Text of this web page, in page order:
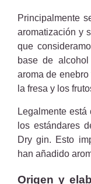
Principalmente
aromatización y
que
base de
aroma de
la fresa y los
Legalmente
los estándares
Dry gin. Esto
han añadido
Origen y